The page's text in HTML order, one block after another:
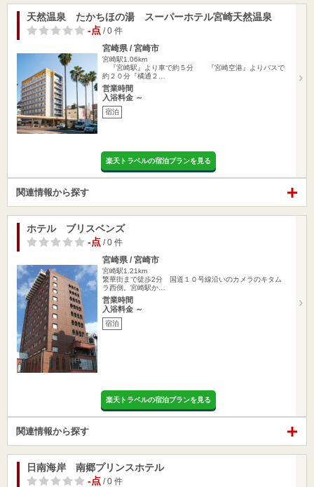
天然温泉 たかちほの湯 スーパーホテル宮崎天然温泉
-点 / 0 件
宮崎県 / 宮崎市
宮崎駅1.06km
『宮崎駅』より車で約５分 『宮崎空港』よりバスで
約２０分『橘通２…
営業時間
入浴料金 ～
宿泊
楽天トラベルの宿泊プランを見る
関連情報から探す
ホテル ブリスベンズ
-点 / 0 件
宮崎県 / 宮崎市
宮崎駅1.21km
繁華街まで徒歩2分 国道１０号線沿いのカメラのキタム
ラ西側。宮崎駅か…
営業時間
入浴料金 ～
宿泊
楽天トラベルの宿泊プランを見る
関連情報から探す
日南海岸 南郷プリンスホテル
-点 / 0 件